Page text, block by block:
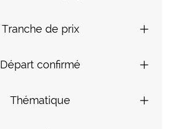
Tranche de prix
Départ confirmé
Thématique